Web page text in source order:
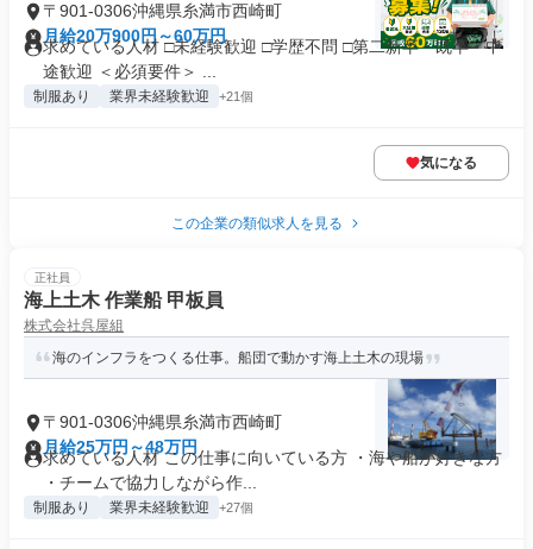
〒901-0306沖縄県糸満市西崎町
月給20万900円～60万円
求めている人材 □未経験歓迎 □学歴不問 □第二新卒・既卒・中
途歓迎 ＜必須要件＞ ...
制服あり 業界未経験歓迎 +21個
気になる
この企業の類似求人を見る
正社員
海上土木 作業船 甲板員
株式会社呉屋組
海のインフラをつくる仕事。船団で動かす海上土木の現場
〒901-0306沖縄県糸満市西崎町
月給25万円～48万円
求めている人材 この仕事に向いている方 ・海や船が好きな方
・チームで協力しながら作...
制服あり 業界未経験歓迎 +27個